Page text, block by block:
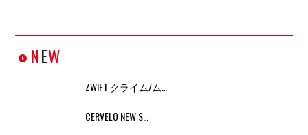
NEW
ZWIFT クライム/ム…
CERVELO NEW S…